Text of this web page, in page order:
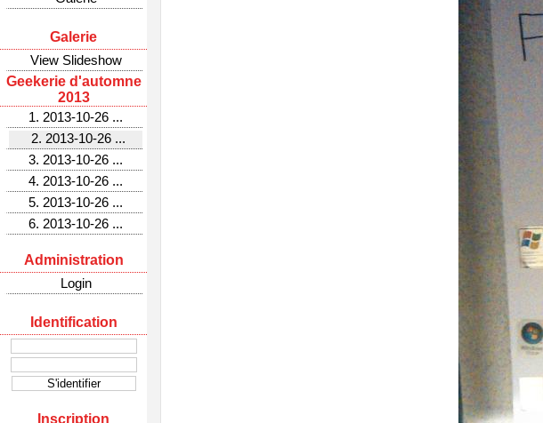
Galerie
View Slideshow
Geekerie d'automne
2013
1. 2013-10-26 ...
2. 2013-10-26 ...
3. 2013-10-26 ...
4. 2013-10-26 ...
5. 2013-10-26 ...
6. 2013-10-26 ...
Administration
Login
Identification
Inscription